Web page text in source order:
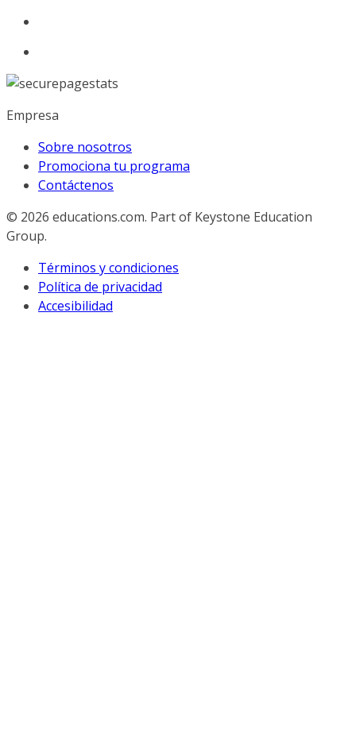
Empresa
Sobre nosotros
Promociona tu programa
Contáctenos
© 2026 educations.com. Part of Keystone Education
Group.
Términos y condiciones
Política de privacidad
Accesibilidad